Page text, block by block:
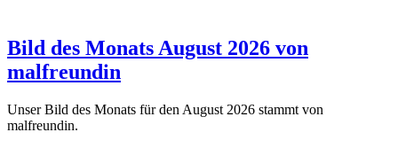
Bild des Monats August 2026 von
malfreundin
Unser Bild des Monats für den August 2026 stammt von
malfreundin.